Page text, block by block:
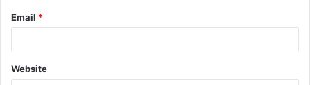
Email *
Website